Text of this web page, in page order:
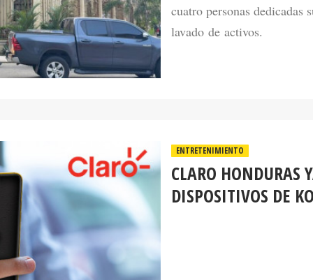
lavado de activos.
CLARO HONDURAS
DISPOSITIVOS DE